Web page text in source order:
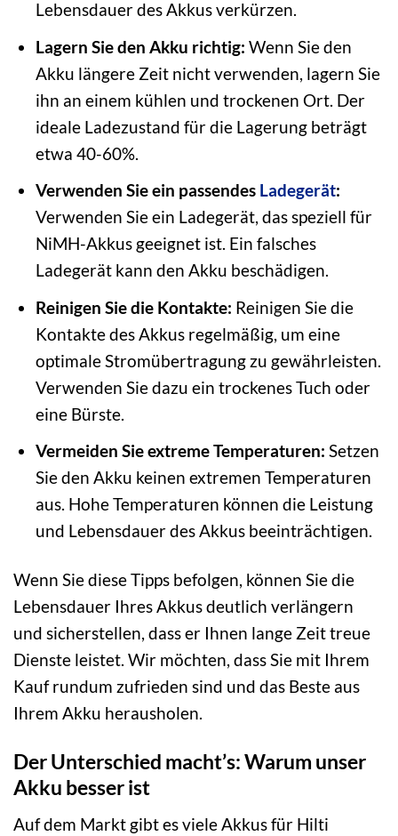
Lebensdauer des Akkus verkürzen.
Lagern Sie den Akku richtig: Wenn Sie den
Akku längere Zeit nicht verwenden, lagern Sie
ihn an einem kühlen und trockenen Ort. Der
ideale Ladezustand für die Lagerung beträgt
etwa 40-60%.
Verwenden Sie ein passendes Ladegerät:
Verwenden Sie ein Ladegerät, das speziell für
NiMH-Akkus geeignet ist. Ein falsches
Ladegerät kann den Akku beschädigen.
Reinigen Sie die Kontakte: Reinigen Sie die
Kontakte des Akkus regelmäßig, um eine
optimale Stromübertragung zu gewährleisten.
Verwenden Sie dazu ein trockenes Tuch oder
eine Bürste.
Vermeiden Sie extreme Temperaturen: Setzen
Sie den Akku keinen extremen Temperaturen
aus. Hohe Temperaturen können die Leistung
und Lebensdauer des Akkus beeinträchtigen.
Wenn Sie diese Tipps befolgen, können Sie die
Lebensdauer Ihres Akkus deutlich verlängern
und sicherstellen, dass er Ihnen lange Zeit treue
Dienste leistet. Wir möchten, dass Sie mit Ihrem
Kauf rundum zufrieden sind und das Beste aus
Ihrem Akku herausholen.
Der Unterschied macht’s: Warum unser
Akku besser ist
Auf dem Markt gibt es viele Akkus für Hilti